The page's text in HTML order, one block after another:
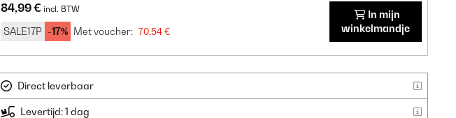
84,99 € incl. BTW
SALE17P -17% Met voucher: 70,54 €
In mijn
winkelmandje
Direct leverbaar
Levertijd: 1 dag